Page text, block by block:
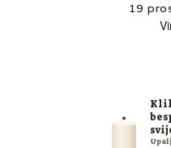
19